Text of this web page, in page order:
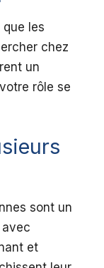
les
chez
un
rôle se
sont un
et